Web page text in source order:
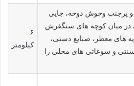
و پرجنب وجوش دوحه، جایی
در میان کوچه های سنگفرش
های معطر، صنایع دستی،
و سوغاتی های محلی را
۶
کیلومتر